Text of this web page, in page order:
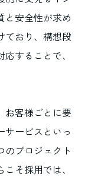
と安全性が求め
ており、構想段
することで、
お客様ごとに要
サービスといっ
のプロジェクト
そ採用では、